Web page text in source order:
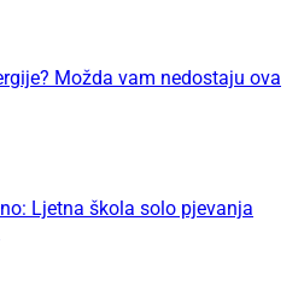
Možda vam nedostaju ova
Ljetna škola solo pjevanja